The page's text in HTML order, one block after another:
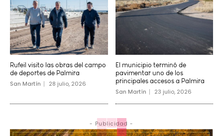
Rufeil visito las obras del campo
de deportes de Palmira
San Martín 28 julio, 2026
El municipio terminó de
pavimentar uno de los
principales accesos a Palmira
San Martín 23 julio, 2026
- Publicidad -